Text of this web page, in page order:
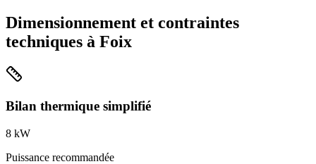
Dimensionnement et contraintes
techniques à Foix
Bilan thermique simplifié
8 kW
Puissance recommandée